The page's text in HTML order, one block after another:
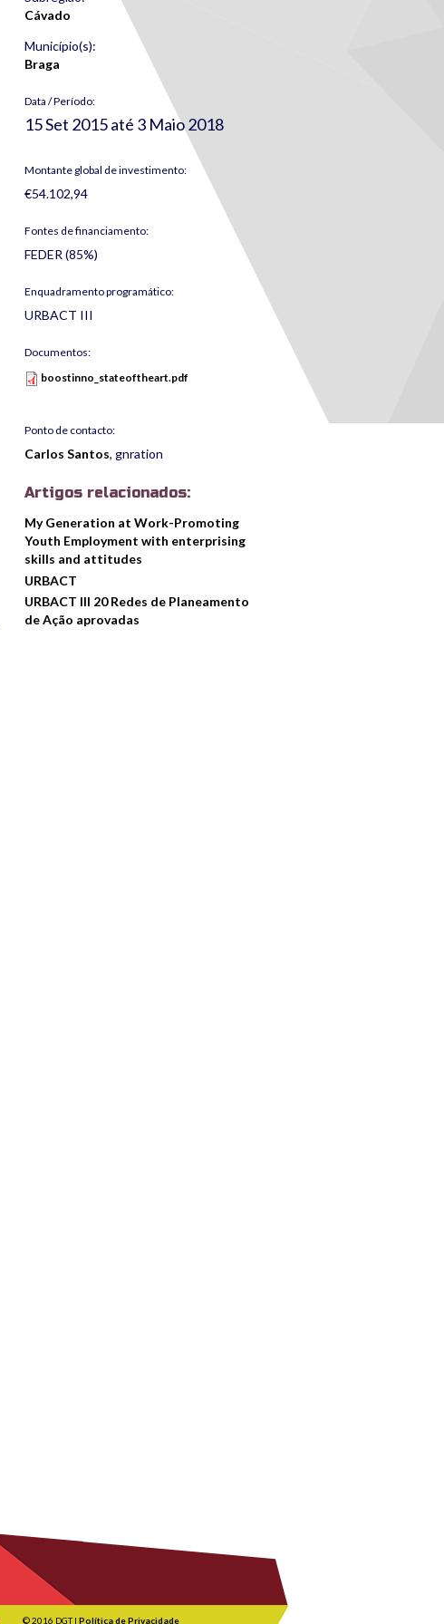
Cávado
Município(s):
Braga
Data / Período:
15 Set 2015até 3 Maio 2018
Montante global de investimento:
€54.102,94
Fontes de financiamento:
FEDER (85%)
Enquadramento programático:
URBACT III
Documentos:
boostinno_stateoftheart.pdf
Ponto de contacto:
Carlos Santos, gnration
Artigos relacionados:
My Generation at Work-Promoting
Youth Employment with enterprising
skills and attitudes
URBACT
URBACT III 20 Redes de Planeamento
de Ação aprovadas
© 2016 DGT |Política de Privacidade